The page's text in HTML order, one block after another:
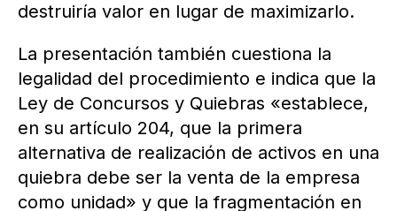
destruiría valor en lugar de maximizarlo.
La presentación también cuestiona la
legalidad del procedimiento e indica que la
Ley de Concursos y Quiebras «establece,
en su artículo 204, que la primera
alternativa de realización de activos en una
quiebra debe ser la venta de la empresa
como unidad» y que la fragmentación en